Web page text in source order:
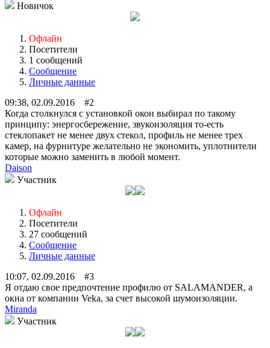
Новичок
Офлайн
Посетители
1 сообщений
Сообщение
Личные данные
09:38, 02.09.2016 #2
Когда столкнулся с установкой окон выбирал по такому
принципу: энергосбережение, звукоизоляция то-есть
стеклопакет не менее двух стекол, профиль не менее трех
камер, на фурнитуре желательно не экономить, уплотнители
которые можно заменить в любой момент.
Daison
Участник
Офлайн
Посетители
27 сообщений
Сообщение
Личные данные
10:07, 02.09.2016 #3
Я отдаю свое предпочтение профилю от SALAMANDER, а
окна от компании Veka, за счет высокой шумоизоляции.
Miranda
Участник